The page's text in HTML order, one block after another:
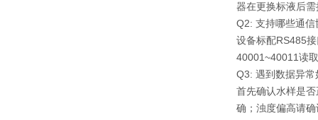
器在更换标液后
Q2: 支持哪些通
设备标配RS485
40001~40011读
Q3: 遇到数据异常
首先确认水样是
确；浊度偏高请